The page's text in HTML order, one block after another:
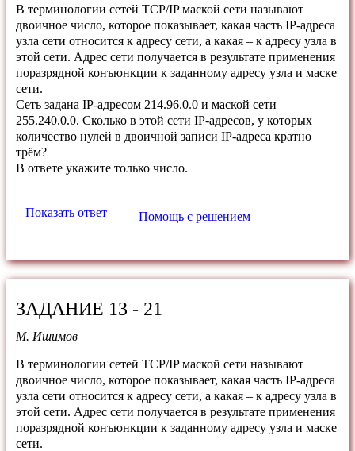
В терминологии сетей TCP/IP маской сети называют
двоичное число, которое показывает, какая часть IP-адреса
узла сети относится к адресу сети, а какая – к адресу узла в
этой сети. Адрес сети получается в результате применения
поразрядной конъюнкции к заданному адресу узла и маске
сети.
Сеть задана IP-адресом 214.96.0.0 и маской сети
255.240.0.0. Сколько в этой сети IP-адресов, у которых
количество нулей в двоичной записи IP-адреса кратно
трём?
В ответе укажите только число.
Показать ответ Помощь с решением
ЗАДАНИЕ 13 - 21
М. Ишимов
В терминологии сетей TCP/IP маской сети называют
двоичное число, которое показывает, какая часть IP-адреса
узла сети относится к адресу сети, а какая – к адресу узла в
этой сети. Адрес сети получается в результате применения
поразрядной конъюнкции к заданному адресу узла и маске
сети.